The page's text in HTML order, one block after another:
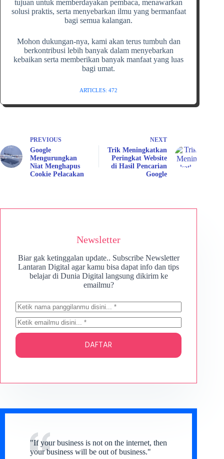
tujuan untuk memberdayakan pembaca, menawarkan
solusi praktis, serta menyebarkan ilmu yang bermanfaat
bagi semua kalangan.
Mohon dukungan-nya, kami akan terus tumbuh dan
berkontribusi lebih banyak dalam menyebarkan
kebaikan serta memberikan banyak manfaat yang luas
bagi umat.
ARTICLES: 472
PREVIOUS
Google
Mengurungkan
Niat Menghapus
Cookie Pelacakan
NEXT
Trik Meningkatkan
Peringkat Website
di Hasil Pencarian
Google
Newsletter
Biar gak ketinggalan update.. Subscribe Newsletter
Lantaran Digital agar kamu bisa dapat info dan tips
belajar di Dunia Digital langsung dikirim ke
emailmu?
DAFTAR
"If your business is not on the internet, then
your business will be out of business."